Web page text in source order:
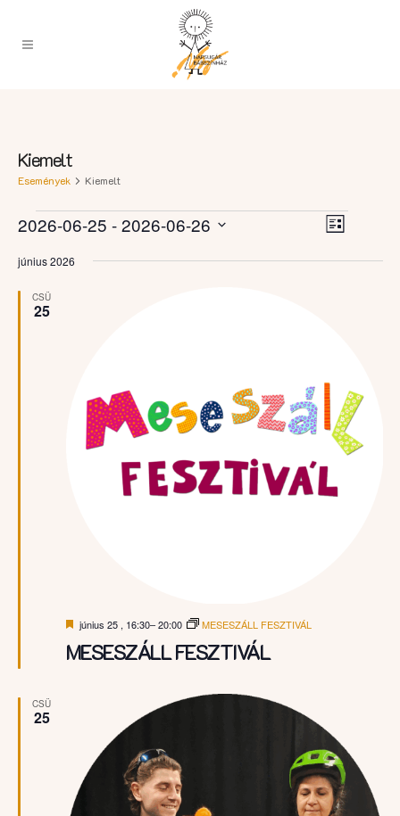
Kiemelt
Események Kiemelt
Események
Navigációs
Esemény
nézet
Lista
2026-06-25 - 2026-06-26
kiválasztása.
június 2026
CSÜ
25
MESESZÁLL FESZTIVÁL
Kiemelt
június 25 , 16:30–20:00 MESESZÁLL FESZTIVÁL
CSÜ
25